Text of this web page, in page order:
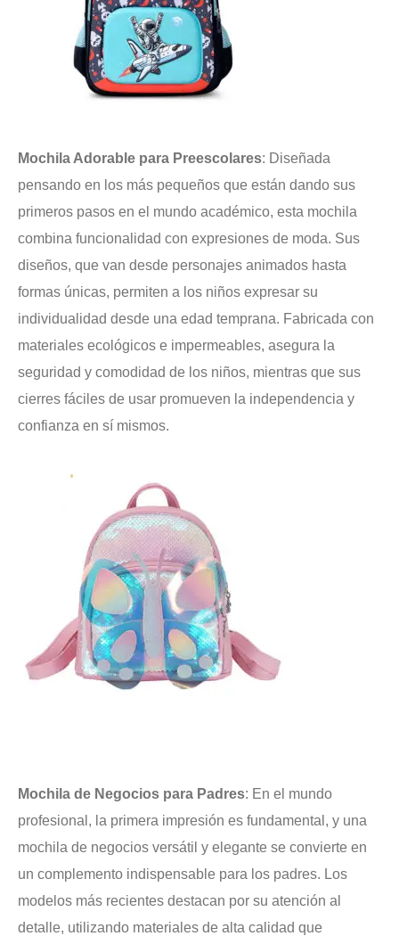
Mochila Adorable para Preescolares: Diseñada
pensando en los más pequeños que están dando sus
primeros pasos en el mundo académico, esta mochila
combina funcionalidad con expresiones de moda. Sus
diseños, que van desde personajes animados hasta
formas únicas, permiten a los niños expresar su
individualidad desde una edad temprana. Fabricada con
materiales ecológicos e impermeables, asegura la
seguridad y comodidad de los niños, mientras que sus
cierres fáciles de usar promueven la independencia y
confianza en sí mismos.
Mochila de Negocios para Padres: En el mundo
profesional, la primera impresión es fundamental, y una
mochila de negocios versátil y elegante se convierte en
un complemento indispensable para los padres. Los
modelos más recientes destacan por su atención al
detalle, utilizando materiales de alta calidad que